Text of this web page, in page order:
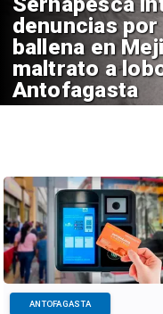
denuncias
ballena en
maltrato a
Antofagasta
ANTOFAGASTA